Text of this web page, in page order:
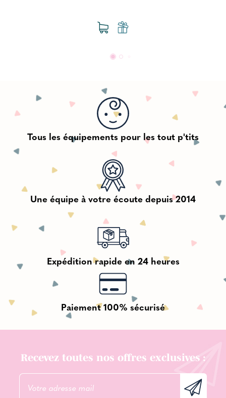
Tous les équipements pour les tout p'tits
Une équipe à votre écoute depuis 2014
Expédition rapide en 24 heures
Paiement 100% sécurisé
Recevez toutes nos offres exclusives :